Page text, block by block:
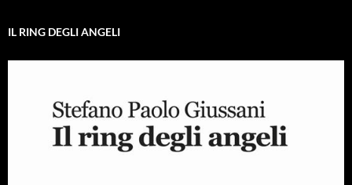
IL RING DEGLI ANGELI